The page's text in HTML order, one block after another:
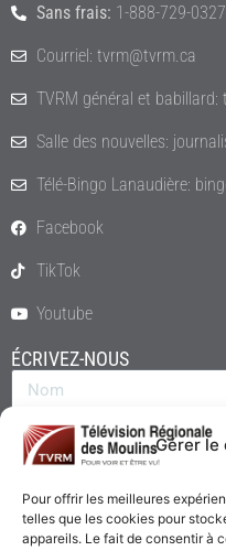
Gérer le
Pour offrir les meilleures
telles que les cookies pour
appareils. Le fait de consentir à
Sans frais: 1-888-729-0327
Courriel: tvrm@tvrm.ca
TVRM général et babillard:
Salle des nouvelles:
Télé-Bingo Lanaudière:
Facebook
TikTok
Youtube
ÉCRIVEZ-NOUS